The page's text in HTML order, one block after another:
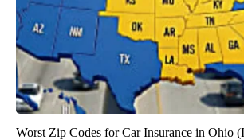
Worst Zip Codes for Car Insurance in Ohio